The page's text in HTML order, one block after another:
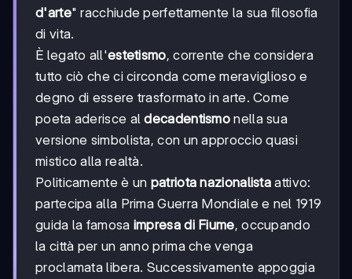
d'arte" racchiude perfettamente la sua filosofia
di vita.
È legato all'estetismo, corrente che considera
tutto ciò che ci circonda come meraviglioso e
degno di essere trasformato in arte. Come
poeta aderisce aldecadentismo nella sua
versione simbolista, con un approccio quasi
mistico alla realtà.
Politicamente è un patriota nazionalista attivo:
partecipa alla Prima Guerra Mondiale e nel 1919
guida la famosa impresa di Fiume, occupando
la città per un anno prima che venga
proclamata libera. Successivamente appoggia